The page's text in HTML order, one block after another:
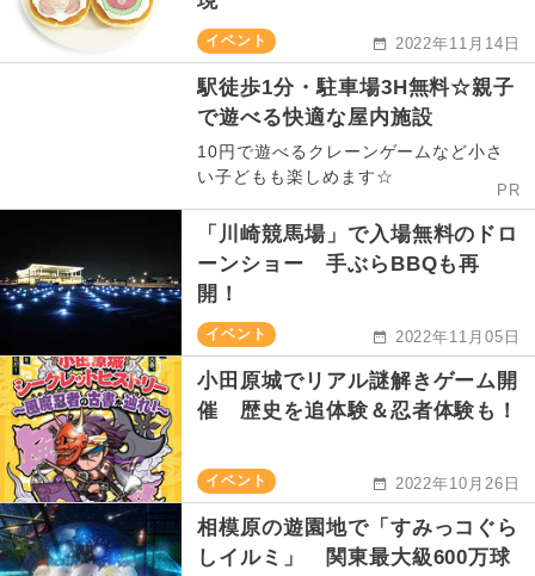
イベント 2022年11月14日
駅徒歩1分・駐車場3H無料☆親子
で遊べる快適な屋内施設
10円で遊べるクレーンゲームなど小さ
い子どもも楽しめます☆
PR
「川崎競馬場」で入場無料のドロ
ーンショー 手ぶらBBQも再
開！
イベント 2022年11月05日
小田原城でリアル謎解きゲーム開
催 歴史を追体験＆忍者体験も！
イベント 2022年10月26日
相模原の遊園地で「すみっコぐら
しイルミ」 関東最大級600万球